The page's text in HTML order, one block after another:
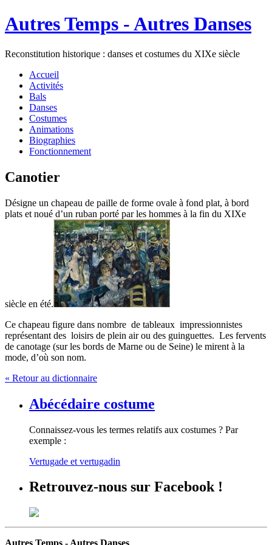
Autres Temps - Autres Danses
Reconstitution historique : danses et costumes du XIXe siècle
Accueil
Activités
Bals
Danses
Costumes
Animations
Biographies
Fonctionnement
Canotier
Désigne un chapeau de paille de forme ovale à fond plat, à bord
plats et noué d’un ruban porté par les hommes à la fin du XIXe
siècle en été.
Ce chapeau figure dans nombre de tableaux impressionnistes
représentant des loisirs de plein air ou des guinguettes. Les fervents
de canotage (sur les bords de Marne ou de Seine) le mirent à la
mode, d’où son nom.
« Retour au dictionnaire
Abécédaire costume
Connaissez-vous les termes relatifs aux costumes ? Par
exemple :
Vertugade et vertugadin
Retrouvez-nous sur Facebook !